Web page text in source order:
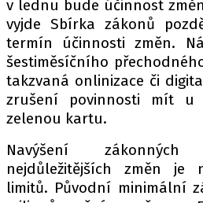
ČEŠI V AKCI
FIA CEZ &
MEZINÁRODNÍ
Máte příběh, fotku
Pošlete e-mail na
v lednu bude účinnost
vyjde Sbírka zákonů
termín účinnosti změn.
šestiměsíčního
takzvaná onlinizace či
zrušení povinnosti mít u
zelenou kartu.
Navýšení
nejdůležitějších změn je
limitů. Původní minimální